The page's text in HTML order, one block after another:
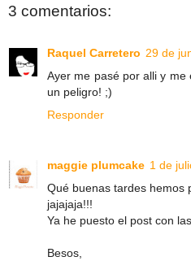
3 comentarios:
Raquel Carretero 29 de
Ayer me pasé por alli y me
un peligro! ;)
Responder
maggie plumcake 1 de
Qué buenas tardes hemos
jajajaja!!!
Ya he puesto el post con
Besos,